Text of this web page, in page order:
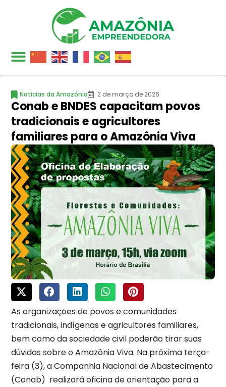
Notícias da Amazônia 2 de março de 2026
Conab e BNDES capacitam povos
tradicionais e agricultores
familiares para o Amazônia Viva
As organizações de povos e comunidades
tradicionais, indígenas e agricultores familiares,
bem como da sociedade civil poderão tirar suas
dúvidas sobre o Amazônia Viva. Na próxima terça-
feira (3), a Companhia Nacional de Abastecimento
(Conab) realizará oficina de orientação para a